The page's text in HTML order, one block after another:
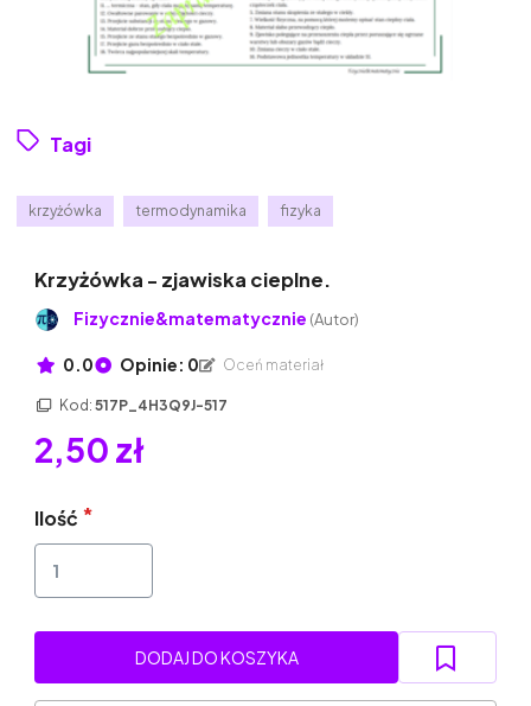
Tagi
krzyżówka termodynamika fizyka
Krzyżówka - zjawiska cieplne.
Fizycznie&matematycznie (Autor)
0.0 Opinie: 0 Oceń materiał
Kod: 517P_4H3Q9J-517
2,50 zł
Ilość
DODAJ DO KOSZYKA